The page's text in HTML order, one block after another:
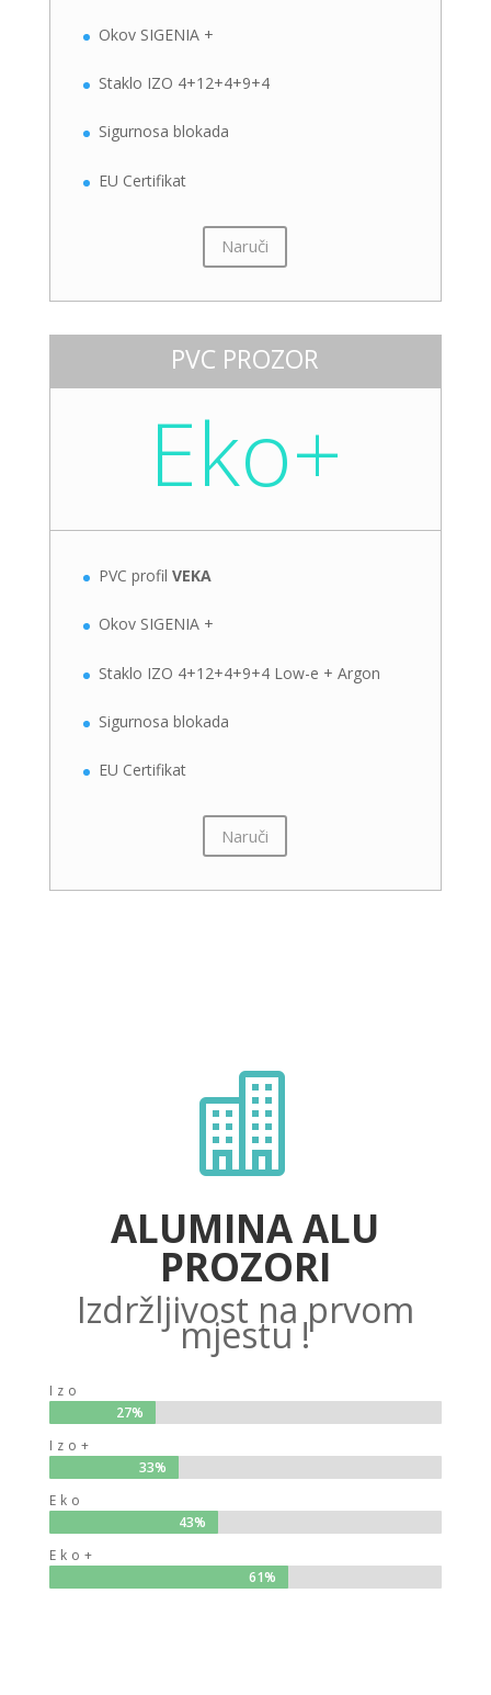
Okov SIGENIA +
Staklo IZO 4+12+4+9+4
Sigurnosa blokada
EU Certifikat
Naruči
PVC PROZOR
Eko+
PVC profil VEKA
Okov SIGENIA +
Staklo IZO 4+12+4+9+4 Low-e + Argon
Sigurnosa blokada
EU Certifikat
Naruči

ALUMINA ALU
PROZORI
Izdržljivost na prvom
mjestu !
Izo
27%
27%
Izo+
33%
33%
Eko
43%
43%
Eko+
61%
61%